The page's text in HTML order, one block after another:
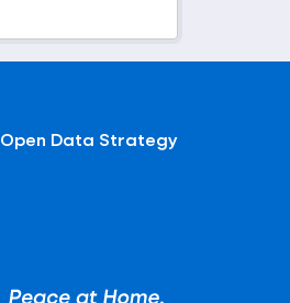
Open Data Strategy